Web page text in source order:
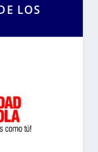
LOS